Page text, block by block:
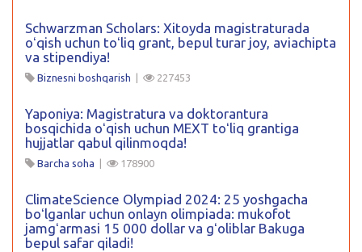
Schwarzman Scholars: Xitoyda magistraturada
oʻqish uchun toʻliq grant, bepul turar joy, aviachipta
va stipendiya!
Biznesni boshqarish 227453
Yaponiya: Magistratura va doktorantura
bosqichida oʻqish uchun MEXT toʻliq grantiga
hujjatlar qabul qilinmoqda!
Barcha soha 178900
ClimateScience Olympiad 2024: 25 yoshgacha
boʻlganlar uchun onlayn olimpiada: mukofot
jamgʻarmasi 15 000 dollar va gʻoliblar Bakuga
bepul safar qiladi!